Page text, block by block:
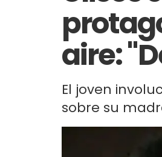
aire:
El joven
sobre su